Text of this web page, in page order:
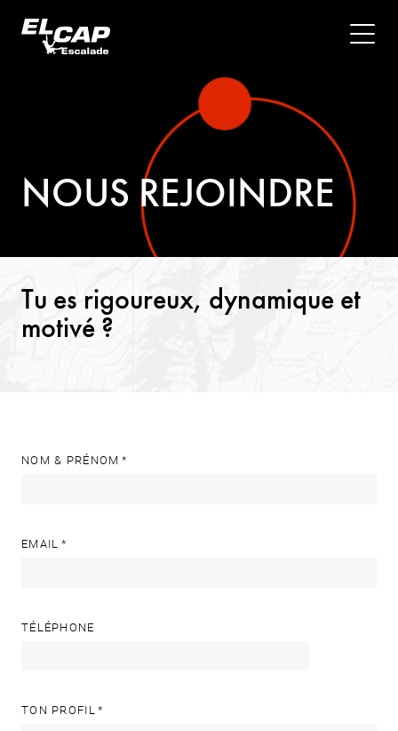
NOUS REJOINDRE
Tu es rigoureux, dynamique et
motivé ?
NOM & PRÉNOM
EMAIL
TÉLÉPHONE
TON PROFIL